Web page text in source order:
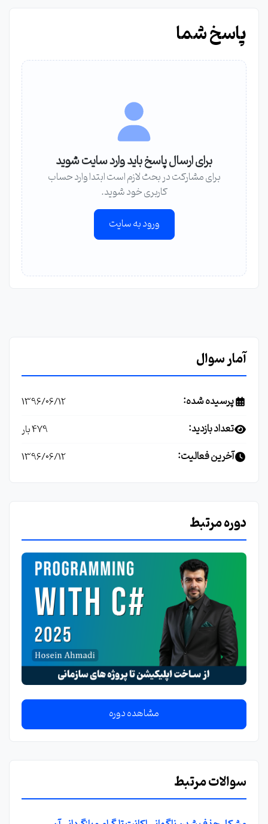
پاسخ شما
برای ارسال پاسخ باید وارد سایت شوید
برای مشارکت در بحث لازم است ابتدا وارد حساب
کاربری خود شوید.
ورود به سایت
آمار سوال
پرسیده شده: 1396/06/12
تعداد بازدید: 479 بار
آخرین فعالیت: 1396/06/12
دوره مرتبط
مشاهده دوره
سوالات مرتبط